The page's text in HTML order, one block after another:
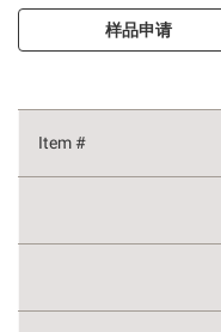
样品申请